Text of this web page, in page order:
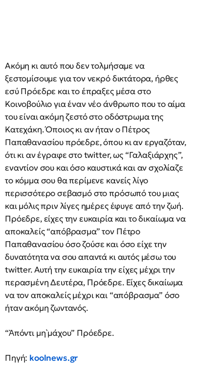
Ακόμη κι αυτό που δεν τολμήσαμε να
ξεστομίσουμε για τον νεκρό δικτάτορα, ήρθες
εσύ Πρόεδρε και το έπραξες μέσα στο
Κοινοβούλιο για έναν νέο άνθρωπο που το αίμα
του είναι ακόμη ζεστό στο οδόστρωμα της
Κατεχάκη. Όποιος κι αν ήταν ο Πέτρος
Παπαθανασίου πρόεδρε, όπου κι αν εργαζόταν,
ότι κι αν έγραφε στο twitter, ως “Γαλαξιάρχης”,
εναντίον σου και όσο καυστικά και αν σχολίαζε
το κόμμα σου θα περίμενε κανείς λίγο
περισσότερο σεβασμό στο πρόσωπό του μιας
και μόλις πριν λίγες ημέρες έφυγε από την ζωή.
Πρόεδρε, είχες την ευκαιρία και το δικαίωμα να
αποκαλείς “απόβρασμα” τον Πέτρο
Παπαθανασίου όσο ζούσε και όσο είχε την
δυνατότητα να σου απαντά κι αυτός μέσω του
twitter. Αυτή την ευκαιρία την είχες μέχρι την
περασμένη Δευτέρα, Πρόεδρε. Είχες δικαίωμα
να τον αποκαλείς μέχρι και “απόβρασμα” όσο
ήταν ακόμη ζωντανός.
“Ἀπόντι μὴ μάχου” Πρόεδρε.
Πηγή: koolnews.gr